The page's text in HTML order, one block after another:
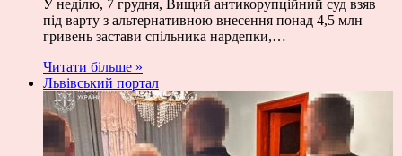
У неділю, 7 грудня, Вищий антикорупційний суд взяв
під варту з альтернативною внесення понад 4,5 млн
гривень застави спільника нардепки,…
Читати більше »
Львівський портал